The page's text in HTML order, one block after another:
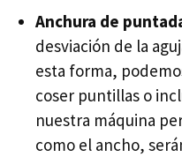
Anchura de
desviación de la
esta forma,
coser puntillas o
nuestra máquina
como el ancho,